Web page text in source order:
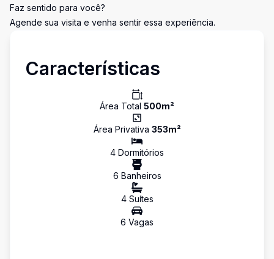
Faz sentido para você?
Agende sua visita e venha sentir essa experiência.
Características
Área Total 500m²
Área Privativa 353m²
4 Dormitórios
6 Banheiros
4Suítes
6 Vagas